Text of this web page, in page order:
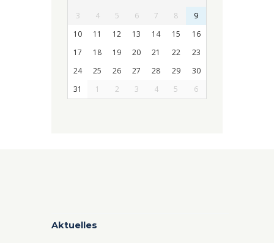
3
4 5 6 7 8
9
10
11 12 13 14 15
16
17
18 19 20 21 22
23
24
25 26 27 28 29
30
31
1 2 3 4 5 6
Aktuelles